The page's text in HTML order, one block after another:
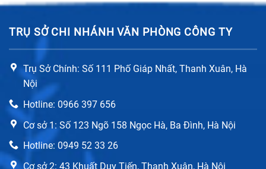
TRỤ SỞ CHI NHÁNH VĂN PHÒNG CÔNG TY
Trụ Sở Chính: Số 111 Phố Giáp Nhất, Thanh Xuân, Hà
Nội
Hotline: 0966 397 656
Cơ sở 1: Số 123 Ngõ 158 Ngọc Hà, Ba Đình, Hà Nội
Hotline: 0949 52 33 26
Cơ sở 2: 43 Khuất Duy Tiến, Thanh Xuân, Hà Nội